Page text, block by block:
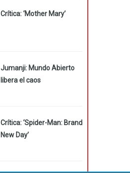
Crítica: ‘Mother Mary’
Jumanji: Mundo Abierto
libera el caos
Crítica: ‘Spider-Man: Brand
New Day’